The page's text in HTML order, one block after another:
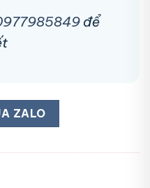
để
ZALO